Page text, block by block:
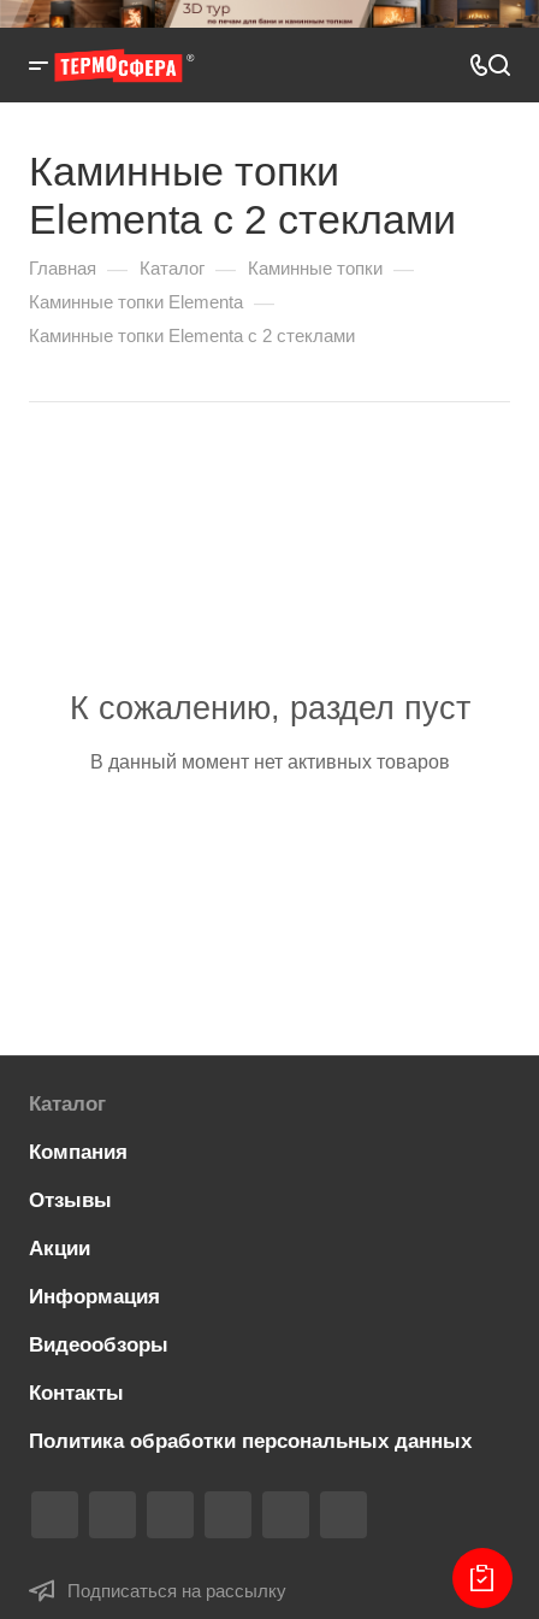
Каминные топки
Elementa с 2 стеклами
Главная — Каталог — Каминные топки —
Каминные топки Elementa —
Каминные топки Elementa с 2 стеклами
К сожалению, раздел пуст
В данный момент нет активных товаров
Каталог
Компания
Отзывы
Акции
Информация
Видеообзоры
Контакты
Политика обработки персональных данных
Подписаться на рассылку